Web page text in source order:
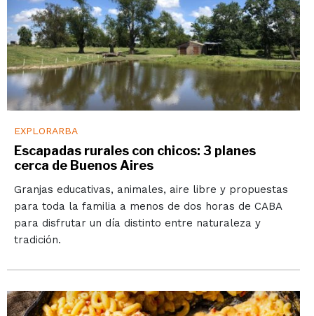
EXPLORARBA
Escapadas rurales con chicos: 3 planes
cerca de Buenos Aires
Granjas educativas, animales, aire libre y propuestas
para toda la familia a menos de dos horas de CABA
para disfrutar un día distinto entre naturaleza y
tradición.